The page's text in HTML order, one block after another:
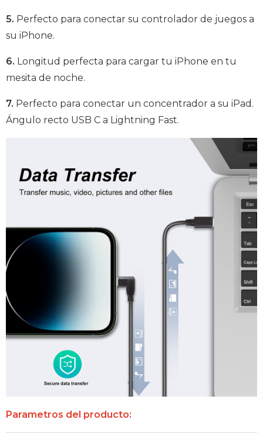
5. Perfecto para conectar su controlador de juegos a
su iPhone.
6. Longitud perfecta para cargar tu iPhone en tu
mesita de noche.
7. Perfecto para conectar un concentrador a su iPad.
Ángulo recto USB C a Lightning Fast.
Parametros del producto: